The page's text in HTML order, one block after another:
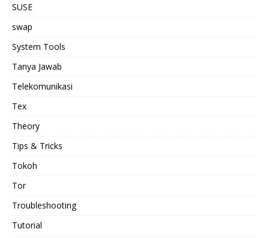
SUSE
swap
System Tools
Tanya Jawab
Telekomunikasi
Tex
Theory
Tips & Tricks
Tokoh
Tor
Troubleshooting
Tutorial